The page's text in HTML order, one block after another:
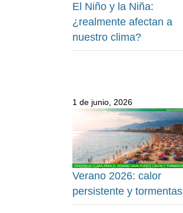
El Niño y la Niña:
¿realmente afectan a
nuestro clima?
1 de junio, 2026
Verano 2026: calor
persistente y tormentas